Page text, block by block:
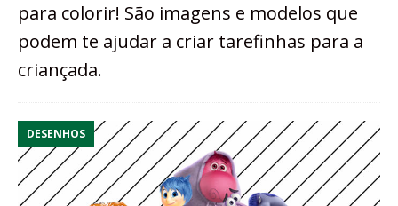
para colorir! São imagens e modelos que
podem te ajudar a criar tarefinhas para a
criançada.
DESENHOS